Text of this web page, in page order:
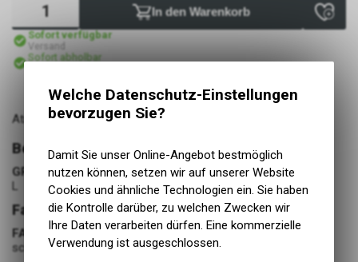
In den Warenkorb
Sofort verfügbar
Versand
Sofort abholbar
Atmungsaktive, elastische Regenjacke
Bekleidung
GRÖSSE
L
Farbe
FARBE
schwarz
Welche Datenschutz-Einstellungen
bevorzugen Sie?
Damit Sie unser Online-Angebot bestmöglich
nutzen können, setzen wir auf unserer Website
Cookies und ähnliche Technologien ein. Sie haben
die Kontrolle darüber, zu welchen Zwecken wir
Ihre Daten verarbeiten dürfen. Eine kommerzielle
Verwendung ist ausgeschlossen.